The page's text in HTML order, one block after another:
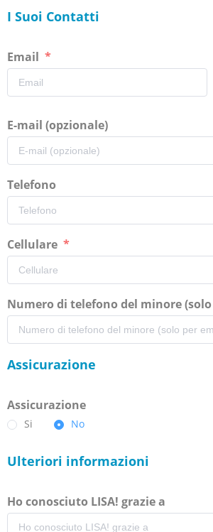
I Suoi Contatti
Email
E-mail (opzionale)
Telefono
Cellulare
Numero di telefono del minore (solo
Assicurazione
Assicurazione
Si No
Ulteriori informazioni
Ho conosciuto LISA! grazie a